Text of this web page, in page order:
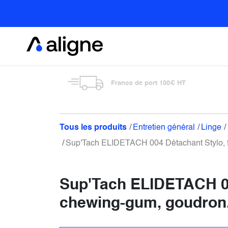
Franco de port 100€ HT
Tous les produits Entretien général Linge
Sup'Tach ELIDETACH 004 Détachant
Sup'Tach
chewing-gum,